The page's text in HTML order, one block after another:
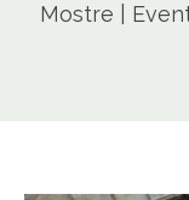
Mostre |